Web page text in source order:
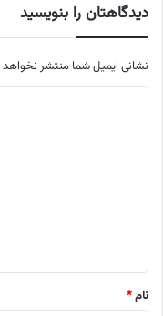
دیدگاهتان را بنویسید
نشانی ایمیل شما منتشر
نام*